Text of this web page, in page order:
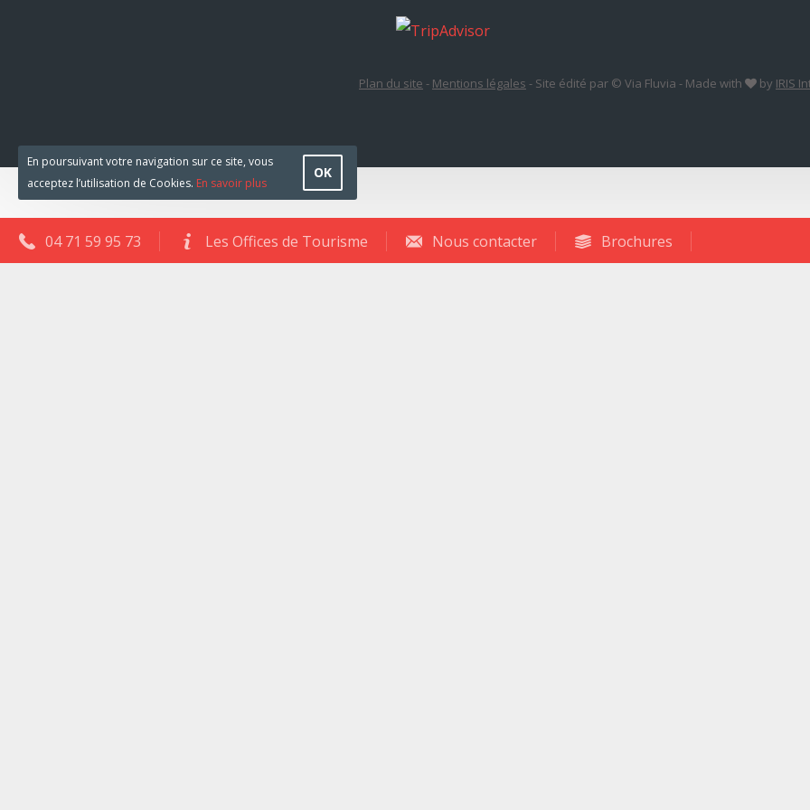
Plan du site - Mentions légales - Site édité par © Via Fluvia - Made with by IRIS
04 71 59 95 73 Les Offices de Tourisme Nous contacter Brochures
En poursuivant votre navigation sur ce site, vous
acceptez l’utilisation de Cookies. En savoir plus
OK